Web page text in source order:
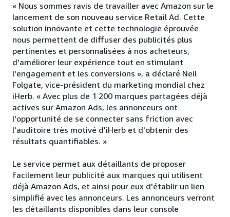
« Nous sommes ravis de travailler avec Amazon sur le
lancement de son nouveau service Retail Ad. Cette
solution innovante et cette technologie éprouvée
nous permettent de diffuser des publicités plus
pertinentes et personnalisées à nos acheteurs,
d'améliorer leur expérience tout en stimulant
l'engagement et les conversions », a déclaré Neil
Folgate, vice-président du marketing mondial chez
iHerb. « Avec plus de 1 200 marques partagées déjà
actives sur Amazon Ads, les annonceurs ont
l'opportunité de se connecter sans friction avec
l'auditoire très motivé d'iHerb et d'obtenir des
résultats quantifiables. »
Le service permet aux détaillants de proposer
facilement leur publicité aux marques qui utilisent
déjà Amazon Ads, et ainsi pour eux d'établir un lien
simplifié avec les annonceurs. Les annonceurs verront
les détaillants disponibles dans leur console